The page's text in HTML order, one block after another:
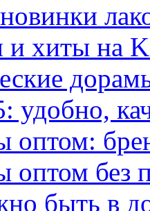
и хиты на
удобно,
оптом:
оптом без
быть в